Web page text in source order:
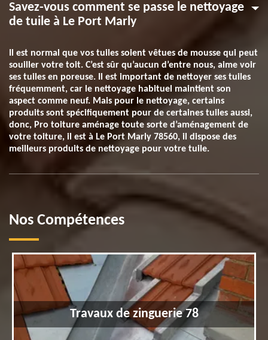
Savez-vous comment se passe le nettoyage
de tuile à Le Port Marly
Il est normal que vos tuiles soient vêtues de mousse qui peut
souiller votre toit. C’est sûr qu’aucun d’entre nous, aime voir
ses tuiles en poreuse. Il est important de nettoyer ses tuiles
fréquemment, car le nettoyage habituel maintient son
aspect comme neuf. Mais pour le nettoyage, certains
produits sont spécifiquement pour de certaines tuiles aussi,
donc, Pro toiture aménage toute sorte d’aménagement de
votre toiture, il est à Le Port Marly 78560, il dispose des
meilleurs produits de nettoyage pour votre tuile.
Nos Compétences
Travaux de zinguerie 78